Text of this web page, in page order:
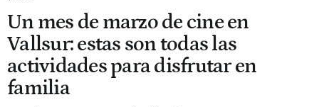
Un mes de marzo de cine en
Vallsur: estas son todas las
actividades para disfrutar en
familia